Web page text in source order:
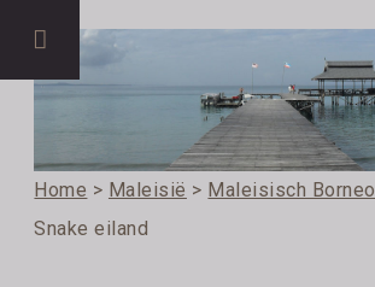
Home > Maleisië > Maleisisch Borneo
Snake eiland